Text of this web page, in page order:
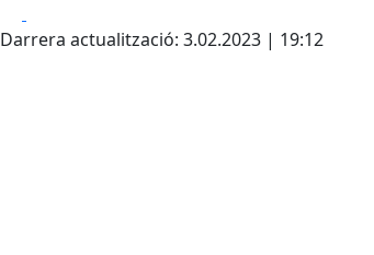
+
Darrera actualització: 3.02.2023 | 19:12